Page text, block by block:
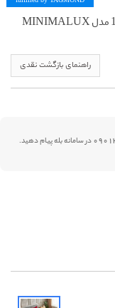
راهنمای بازگشت نقدی